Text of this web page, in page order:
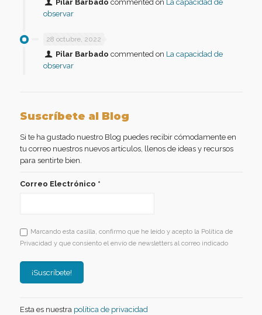
Pilar Barbado commented on La capacidad de
observar
28 octubre, 2022
Pilar Barbado commented on La capacidad de
observar
Suscríbete al Blog
Si te ha gustado nuestro Blog puedes recibir cómodamente en
tu correo nuestros nuevos artículos, llenos de ideas y recursos
para sentirte bien.
Correo Electrónico *
Marcando esta casilla, confirmo que he leído y acepto la Política de
Privacidad y que consiento el envío de newsletters al correo indicado
Esta es nuestra política de privacidad